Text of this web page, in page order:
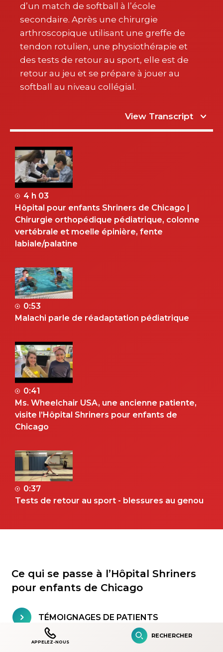
d’un match de softball à l’école
secondaire. Après une chirurgie
arthroscopique utilisant une greffe de
tendon rotulien, une physiothérapie et
des tests de retour au sport, elle est de
retour au jeu et se prépare à jouer au
softball au niveau collégial.
View Transcript
4 h 03
Hôpital pour enfants Shriners de Chicago |
Chirurgie orthopédique pédiatrique, colonne
vertébrale et moelle épinière, fente
labiale/palatine
0:53
Malachi parle de réadaptation pédiatrique
0:41
Ms. Wheelchair USA, une ancienne patiente,
visite l’Hôpital Shriners pour enfants de
Chicago
0:37
Tests de retour au sport - blessures au genou
Ce qui se passe à l’Hôpital Shriners
pour enfants de Chicago
TÉMOIGNAGES DE PATIENTS
APPELEZ-NOUS
RECHERCHER